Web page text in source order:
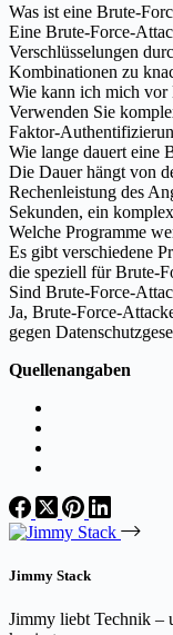
Was ist eine Brute-
Eine Brute-Force-
Verschlüsselungen
Kombinationen zu
Wie kann ich mich vor
Verwenden Sie
Faktor-
Wie lange dauert eine
Die Dauer hängt von
Rechenleistung des
Sekunden, ein
Welche Programme
Es gibt verschiedene
die speziell für Brute-
Sind Brute-Force-
Ja, Brute-Force-
gegen
Quellenangaben
Jimmy Stack
Jimmy liebt Technik –